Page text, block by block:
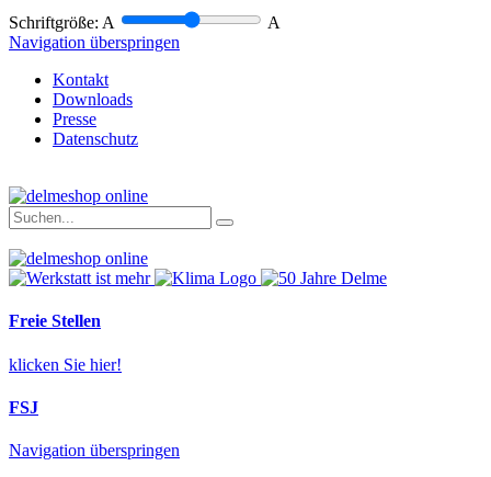
Schriftgröße: A
A
Navigation überspringen
Kontakt
Downloads
Presse
Datenschutz
Freie Stellen
klicken Sie hier!
FSJ
Navigation überspringen